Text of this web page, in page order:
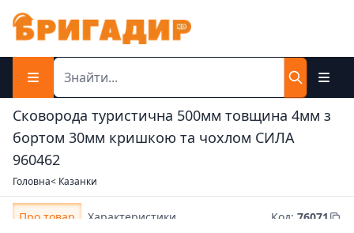
Сковорода туристична 500мм товщина 4мм з
бортом 30мм кришкою та чохлом СИЛА
960462
Головна< Казанки
Про товар Характеристики Код: 76071